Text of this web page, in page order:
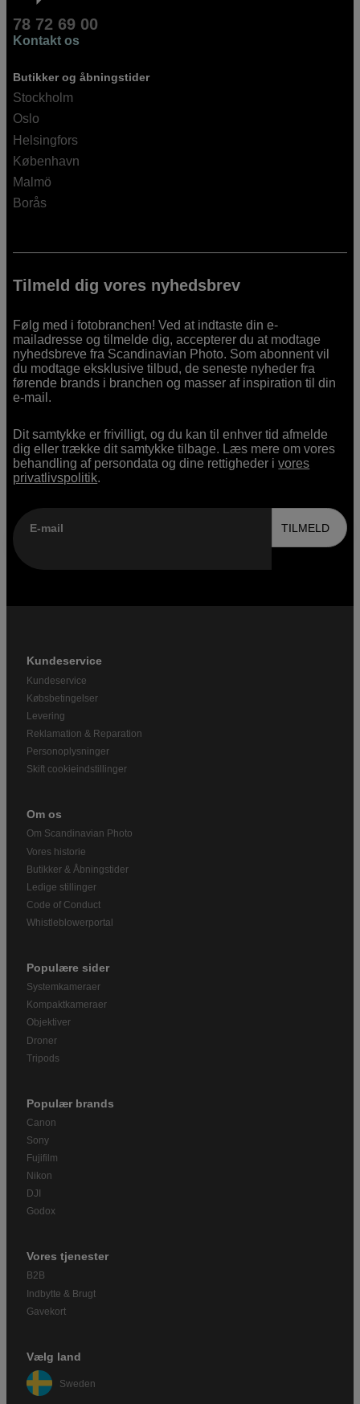
78 72 69 00
Kontakt os
Butikker og åbningstider
Stockholm
Oslo
Helsingfors
København
Malmö
Borås
Tilmeld dig vores nyhedsbrev
Følg med i fotobranchen! Ved at indtaste din e-
mailadresse og tilmelde dig, accepterer du at modtage
nyhedsbreve fra Scandinavian Photo. Som abonnent vil
du modtage eksklusive tilbud, de seneste nyheder fra
førende brands i branchen og masser af inspiration til din
e-mail.
Dit samtykke er frivilligt, og du kan til enhver tid afmelde
dig eller trække dit samtykke tilbage. Læs mere om vores
behandling af persondata og dine rettigheder ivores
privatlivspolitik.
E-mail TILMELD
Kundeservice
Kundeservice
Købsbetingelser
Levering
Reklamation & Reparation
Personoplysninger
Skift cookieindstillinger
Om os
Om Scandinavian Photo
Vores historie
Butikker & Åbningstider
Ledige stillinger
Code of Conduct
Whistleblowerportal
Populære sider
Systemkameraer
Kompaktkameraer
Objektiver
Droner
Tripods
Populær brands
Canon
Sony
Fujifilm
Nikon
DJI
Godox
Vores tjenester
B2B
Indbytte & Brugt
Gavekort
Vælg land
Sweden